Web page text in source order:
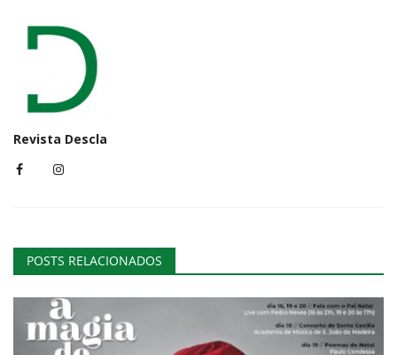
Revista Descla
POSTS RELACIONADOS